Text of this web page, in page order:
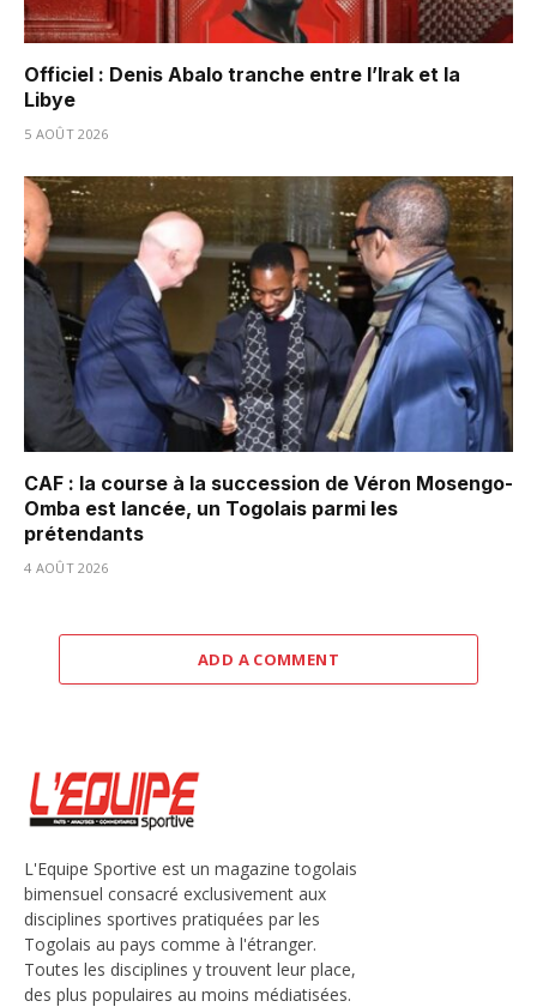
Officiel : Denis Abalo tranche entre l’Irak et la
Libye
5 AOÛT 2026
CAF : la course à la succession de Véron Mosengo-
Omba est lancée, un Togolais parmi les
prétendants
4 AOÛT 2026
ADD A COMMENT
L'Equipe Sportive est un magazine togolais
bimensuel consacré exclusivement aux
disciplines sportives pratiquées par les
Togolais au pays comme à l'étranger.
Toutes les disciplines y trouvent leur place,
des plus populaires au moins médiatisées.